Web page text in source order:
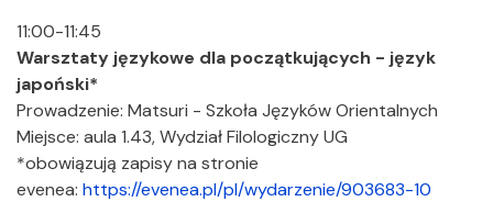
11:00-11:45
Warsztaty językowe dla początkujących - język
japoński*
Prowadzenie: Matsuri - Szkoła Języków Orientalnych
Miejsce: aula 1.43, Wydział Filologiczny UG
*obowiązują zapisy na stronie
evenea: https://evenea.pl/pl/wydarzenie/903683-10